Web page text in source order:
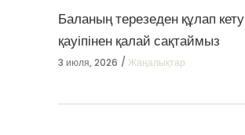
Баланың терезеден құлап кету
қауіпінен қалай сақтаймыз
3 июля, 2026 Жаңалықтар